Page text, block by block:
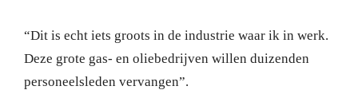
“Dit is echt iets groots in de industrie waar ik in werk.
Deze grote gas- en oliebedrijven willen duizenden
personeelsleden vervangen”.